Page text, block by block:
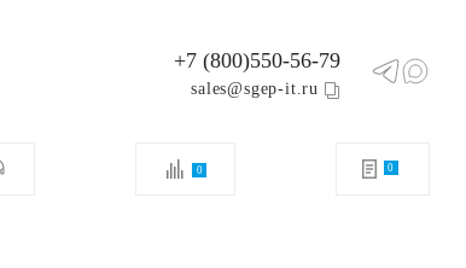
+7 (800)550-56-79
sales@sgep-it.ru
0 0